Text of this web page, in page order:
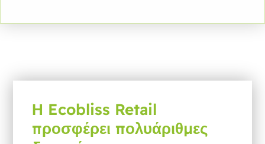
Η Ecobliss Retail
προσφέρει πολυάριθμες